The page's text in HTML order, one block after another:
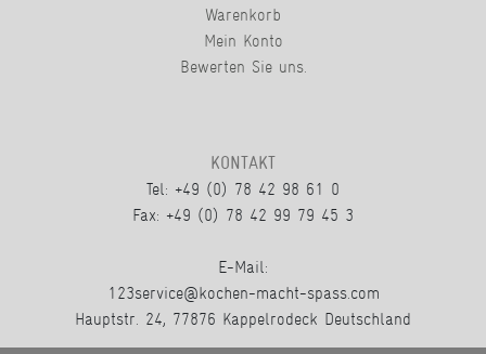
Warenkorb
Mein Konto
Bewerten Sie uns.
KONTAKT
Tel: +49 (0) 78 42 98 61 0
Fax: +49 (0) 78 42 99 79 45 3
E-Mail:
123service@kochen-macht-spass.com
Hauptstr. 24, 77876 Kappelrodeck Deutschland